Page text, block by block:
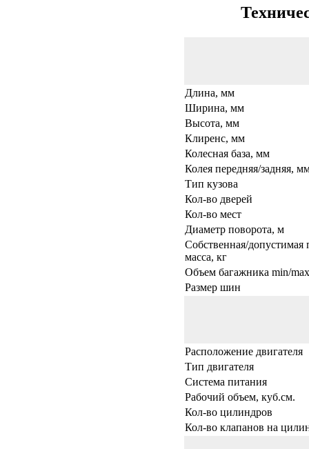
Длина, мм
Ширина, мм
Высота, мм
Клиренс, мм
Колесная база, мм
Колея передняя/задняя,
Тип кузова
Кол-во дверей
Кол-во мест
Диаметр поворота, м
Собственная/допустимая
масса, кг
Объем багажника min/
Размер шин
Расположение двигателя
Тип двигателя
Система питания
Рабочий объем, куб.см.
Кол-во цилиндров
Кол-во клапанов на